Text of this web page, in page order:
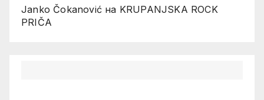
Janko Čokanović на KRUPANJSKA ROCK
PRIČA